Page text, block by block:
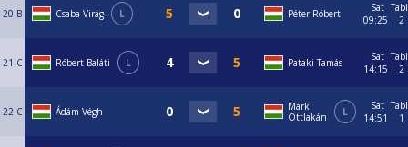
20-B Csaba Virág L Péter Róbert
Sat
09:25
2
21-C Róbert Baláti L Pataki Tamás
Sat
14:15
2
22-C Ádám Végh
Márk
Ottlakán
L
Sat
14:51
1